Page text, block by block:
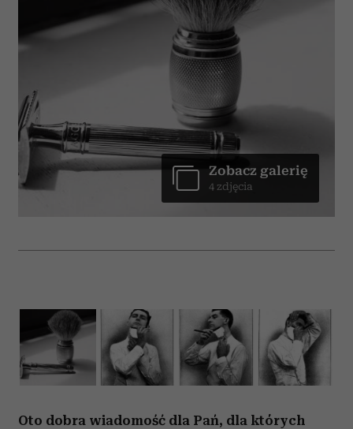
Zobacz galerię
4 zdjęcia
Oto dobra wiadomość dla Pań, dla których